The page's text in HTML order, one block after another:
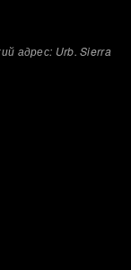
адрес: Urb. Sierra